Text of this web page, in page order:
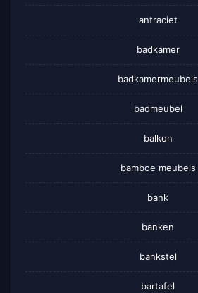
antraciet
badkamer
badkamermeubels
badmeubel
balkon
bamboe meubels
bank
banken
bankstel
bartafel